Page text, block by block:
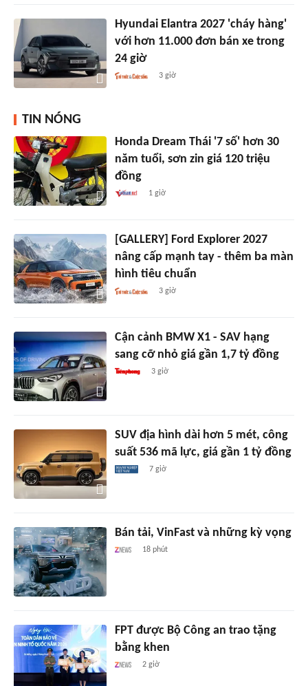
Hyundai Elantra 2027 'cháy hàng'
với hơn 11.000 đơn bán xe trong
24 giờ
3 giờ
TIN NÓNG
Honda Dream Thái '7 số' hơn 30
năm tuổi, sơn zin giá 120 triệu
đồng
1 giờ
[GALLERY] Ford Explorer 2027
nâng cấp mạnh tay - thêm ba màn
hình tiêu chuẩn
3 giờ
Cận cảnh BMW X1 - SAV hạng
sang cỡ nhỏ giá gần 1,7 tỷ đồng
3 giờ
SUV địa hình dài hơn 5 mét, công
suất 536 mã lực, giá gần 1 tỷ đồng
7 giờ
Bán tải, VinFast và những kỳ vọng
18 phút
FPT được Bộ Công an trao tặng
bằng khen
2 giờ